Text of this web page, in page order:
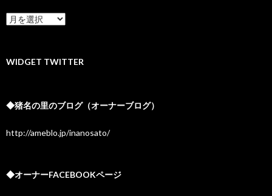
★
ア
イ
WIDGET TWITTER
◆猪名の里のブログ（オーナーブログ）
http://ameblo.jp/inanosato/
◆オーナーFACEBOOKページ